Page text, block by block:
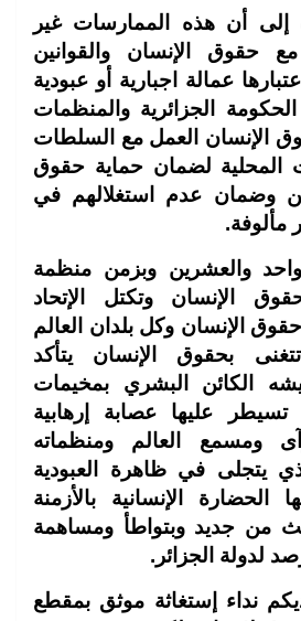
إلى أن هذه الممارسات غير
حقوق الإنسان والقوانين
عمالة اجبارية أو عبودية
الجزائرية والمنظمات
الإنسان العمل مع السلطات
المحلية لضمان حماية حقوق
وضمان عدم استغلالهم في
مألوفة.
والعشرين وبزمن منظمة
الإنسان وتكتل الإتحاد
الإنسان وكل بلدان العالم
بحقوق الإنسان يتأكد
الكائن البشري بمخيمات
تسيطر عليها عصابة إرهابية
ومسمع العالم ومنظماته
يتجلى في ظاهرة العبودية
الحضارة الإنسانية بالأزمنة
من جديد وبتواطأ ومساهمة
لدولة الجزائر .
نداء إستغاثة موثق بمقطع